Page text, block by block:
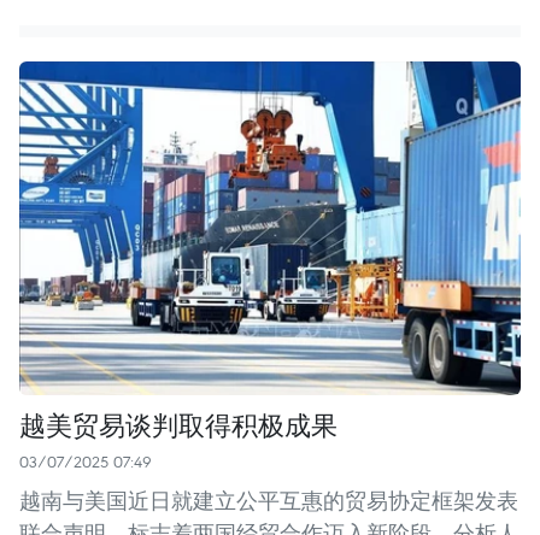
越美贸易谈判取得积极成果
03/07/2025 07:49
越南与美国近日就建立公平互惠的贸易协定框架发表